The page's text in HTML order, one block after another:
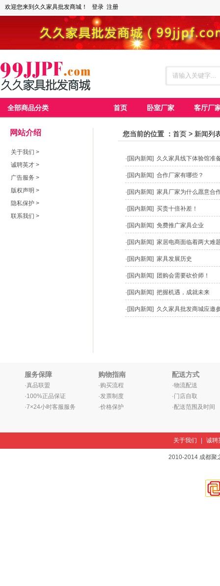
欢迎您来到久久家具批发商城！ 登录 注册
全部商品分类 首页 卧室厂家 客厅厂
网站介绍
关于我们 >
诚聘英才 >
广告服务 >
版权声明 >
隐私保护 >
联系我们 >
您当前的位置 ： 首页 > 新闻列
· [国内新闻] 久久家具线下体验馆准
· [国内新闻] 合作厂家有哪些？
· [国内新闻] 家具厂家为什么愿意合
· [国内新闻] 买贵十倍补差！
· [国内新闻] 免费推广家具企业
· [国内新闻] 家居电商面临着两大难
· [国内新闻] 家具发展历史
· [国内新闻] 团购会需要砍价师！
· [国内新闻] 把握机遇，成就未来
· [国内新闻] 久久家具批发商城应
服务保障
·真品联盟
·100%正品保证
·7×24小时客服服务
购物指南
·购买流程
·发票制度
·价格保护
配送方式
·物流配送
·门店自取
·配送范围及时间
关于我们 诚聘
2010-2014 成都聚